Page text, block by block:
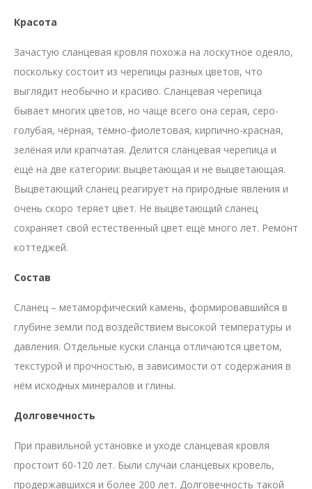
Красота
Зачастую сланцевая кровля похожа на лоскутное одеяло,
поскольку состоит из черепицы разных цветов, что
выглядит необычно и красиво. Сланцевая черепица
бывает многих цветов, но чаще всего она серая, серо-
голубая, чёрная, тёмно-фиолетовая, кирпично-красная,
зелёная или крапчатая. Делится сланцевая черепица и
ещё на две категории: выцветающая и не выцветающая.
Выцветающий сланец реагирует на природные явления и
очень скоро теряет цвет. Не выцветающий сланец
сохраняет свой естественный цвет ещё много лет. Ремонт
коттеджей.
Состав
Сланец – метаморфический камень, формировавшийся в
глубине земли под воздействием высокой температуры и
давления. Отдельные куски сланца отличаются цветом,
текстурой и прочностью, в зависимости от содержания в
нём исходных минералов и глины.
Долговечность
При правильной установке и уходе сланцевая кровля
простоит 60-120 лет. Были случаи сланцевых кровель,
продержавшихся и более 200 лет. Долговечность такой